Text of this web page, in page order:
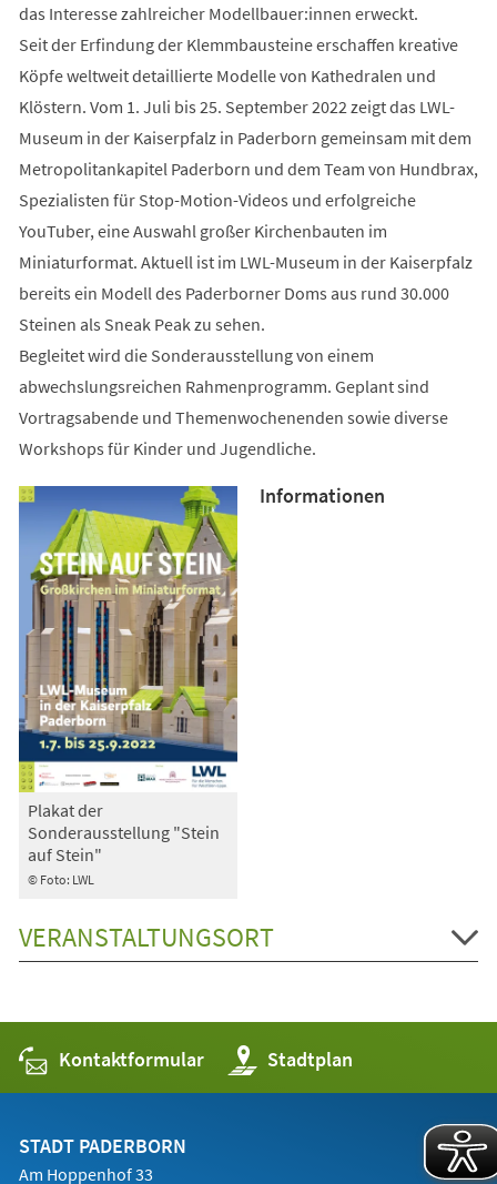
das Interesse zahlreicher Modellbauer:innen erweckt.
Seit der Erfindung der Klemmbausteine erschaffen kreative
Köpfe weltweit detaillierte Modelle von Kathedralen und
Klöstern. Vom 1. Juli bis 25. September 2022 zeigt das LWL-
Museum in der Kaiserpfalz in Paderborn gemeinsam mit dem
Metropolitankapitel Paderborn und dem Team von Hundbrax,
Spezialisten für Stop-Motion-Videos und erfolgreiche
YouTuber, eine Auswahl großer Kirchenbauten im
Miniaturformat. Aktuell ist im LWL-Museum in der Kaiserpfalz
bereits ein Modell des Paderborner Doms aus rund 30.000
Steinen als Sneak Peak zu sehen.
Begleitet wird die Sonderausstellung von einem
abwechslungsreichen Rahmenprogramm. Geplant sind
Vortragsabende und Themenwochenenden sowie diverse
Workshops für Kinder und Jugendliche.
© Foto: LWL
Plakat der
Sonderausstellung "Stein
auf Stein"
Informationen
VERANSTALTUNGSORT
Kontaktformular Stadtplan
(Öffnet
in
einem
STADT PADERBORN
Am Hoppenhof 33